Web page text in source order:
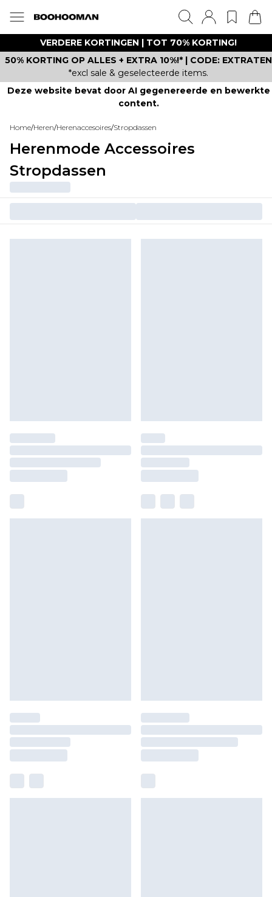
VERDERE KORTINGEN | TOT 70% KORTING!
50% KORTING OP ALLES + EXTRA 10%!* | CODE: EXTRATEN
*excl sale & geselecteerde items.
Deze website bevat door AI gegenereerde en bewerkte
content.
Home/Heren/Herenaccesoires/Stropdassen
Herenmode Accessoires
Stropdassen